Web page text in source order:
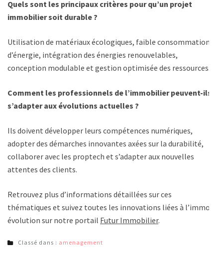
Quels sont les principaux critères pour qu’un projet
immobilier soit durable ?
Utilisation de matériaux écologiques, faible consommation
d’énergie, intégration des énergies renouvelables,
conception modulable et gestion optimisée des ressources.
Comment les professionnels de l’immobilier peuvent-ils
s’adapter aux évolutions actuelles ?
Ils doivent développer leurs compétences numériques,
adopter des démarches innovantes axées sur la durabilité,
collaborer avec les proptech et s’adapter aux nouvelles
attentes des clients.
Retrouvez plus d’informations détaillées sur ces
thématiques et suivez toutes les innovations liées à l’immo
évolution sur notre portail Futur Immobilier.
Classé dans : amenagement